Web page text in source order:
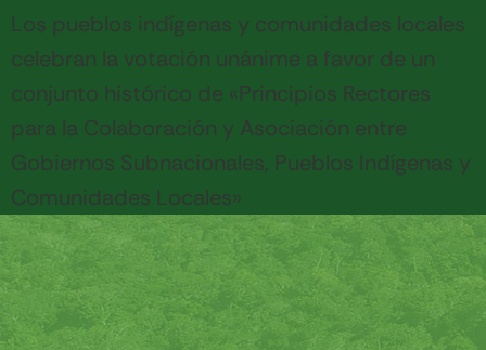
Los pueblos indígenas y comunidades locales
celebran la votación unánime a favor de un
conjunto histórico de «Principios Rectores
para la Colaboración y Asociación entre
Gobiernos Subnacionales, Pueblos Indígenas y
Comunidades Locales»